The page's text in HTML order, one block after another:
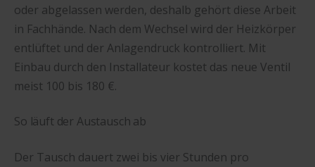
oder abgelassen werden, deshalb gehört diese Arbeit
in Fachhände. Nach dem Wechsel wird der Heizkörper
entlüftet und der Anlagendruck kontrolliert. Mit
Einbau durch den Installateur kostet das neue Ventil
meist 100 bis 180 €.
So läuft der Austausch ab
Der Tausch dauert zwei bis vier Stunden pro